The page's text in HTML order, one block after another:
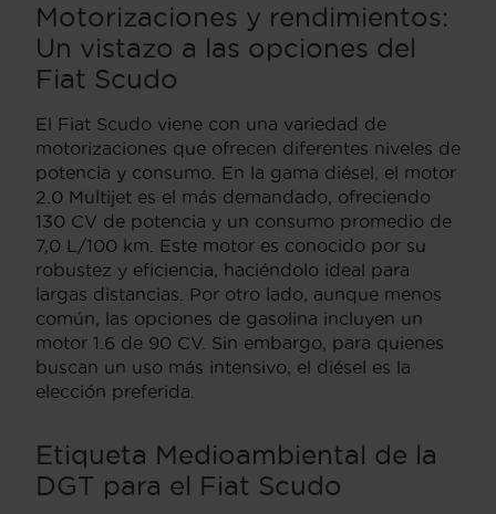
Motorizaciones y rendimientos:
Un vistazo a las opciones del
Fiat Scudo
El Fiat Scudo viene con una variedad de
motorizaciones que ofrecen diferentes niveles de
potencia y consumo. En la gama diésel, el motor
2.0 Multijet es el más demandado, ofreciendo
130 CV de potencia y un consumo promedio de
7,0 L/100 km. Este motor es conocido por su
robustez y eficiencia, haciéndolo ideal para
largas distancias. Por otro lado, aunque menos
común, las opciones de gasolina incluyen un
motor 1.6 de 90 CV. Sin embargo, para quienes
buscan un uso más intensivo, el diésel es la
elección preferida.
Etiqueta Medioambiental de la
DGT para el Fiat Scudo